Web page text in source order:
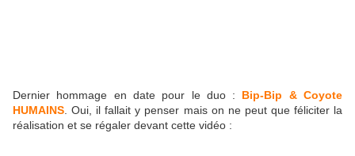
Dernier hommage en date pour le duo : Bip-Bip & Coyote
HUMAINS . Oui, il fallait y penser mais on ne peut que féliciter la
réalisation et se régaler devant cette vidéo :